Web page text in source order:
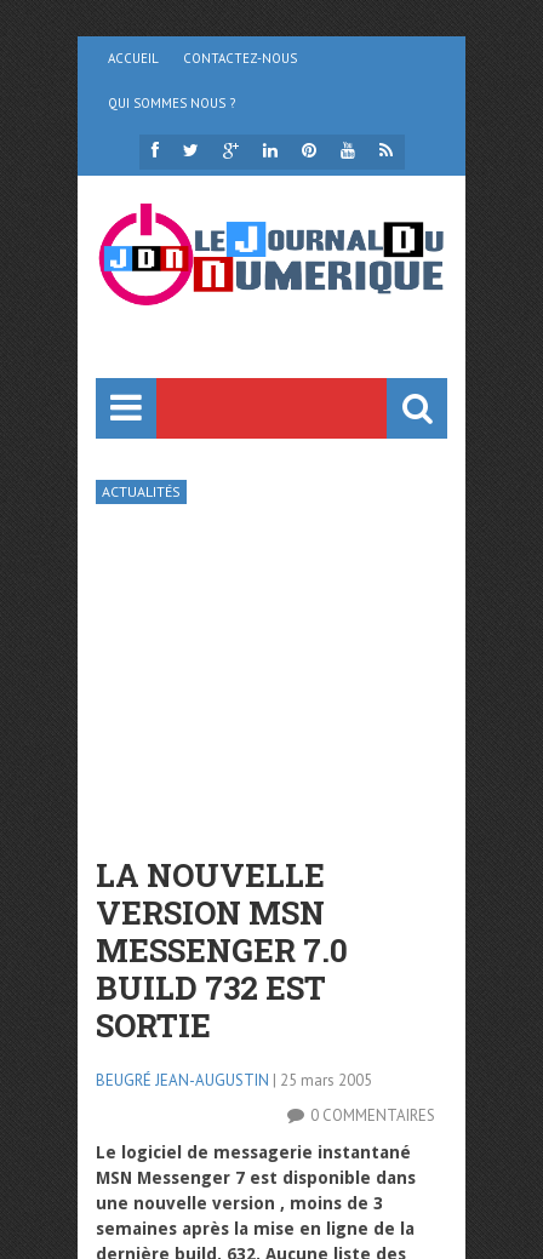
ACCUEIL CONTACTEZ-NOUS
QUI SOMMES NOUS ?
ACTUALITÉS
LA NOUVELLE
VERSION MSN
MESSENGER 7.0
BUILD 732 EST
SORTIE
BEUGRÉ JEAN-AUGUSTIN | 25 mars 2005
0 COMMENTAIRES
Le logiciel de messagerie instantané
MSN Messenger 7 est disponible dans
une nouvelle version , moins de 3
semaines après la mise en ligne de la
dernière build, 632. Aucune liste des